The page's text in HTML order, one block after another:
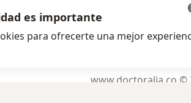
se abre en una
se abre en
www.doctoralia.co ©
es importante
para ofrecerte una mejor